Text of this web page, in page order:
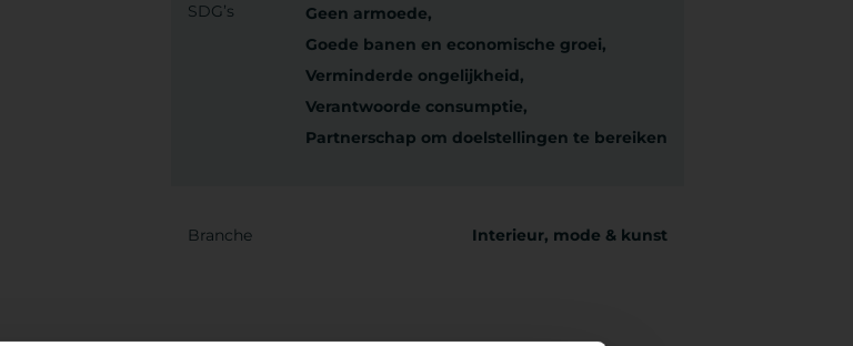
SDG’s
Geen armoede,
Goede banen en economische groei,
Verminderde ongelijkheid,
Verantwoorde consumptie,
Partnerschap om doelstellingen te bereiken
Branche Interieur, mode & kunst